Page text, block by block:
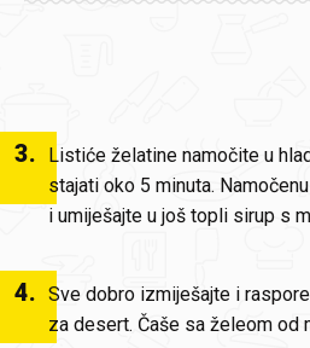
3.
Listiće želatine namočite u
stajati oko 5 minuta.
i umiješajte u još topli sirup s
4. Sve dobro izmiješajte i
za desert. Čaše sa želeom od